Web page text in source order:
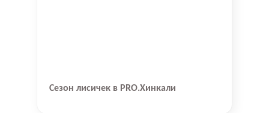
Сезон лисичек в PRO.Хинкали